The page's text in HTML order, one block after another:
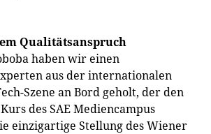
Qualitätsanspruch
haben wir einen
aus der internationalen
Szene an Bord geholt, der den
des SAE Mediencampus
einzigartige Stellung des Wiener